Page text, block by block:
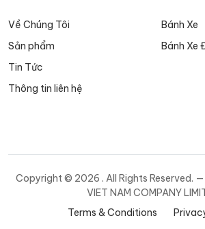
Về Chúng Tôi
Sản phẩm
Tin Tức
Thông tin liên hệ
Bánh Xe
Bánh Xe
Copyright © 2026 . All Rights Reserved. —
VIET NAM COMPANY
Terms & Conditions